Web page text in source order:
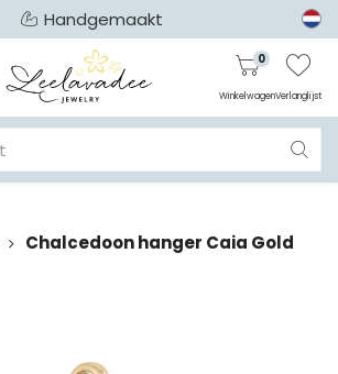
Handgemaakt
0
WinkelwagenVerlanglijst
Chalcedoon hanger Caia Gold